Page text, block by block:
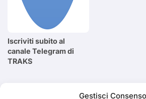
Gestisci Consenso
Iscriviti subito al
canale Telegram di
TRAKS